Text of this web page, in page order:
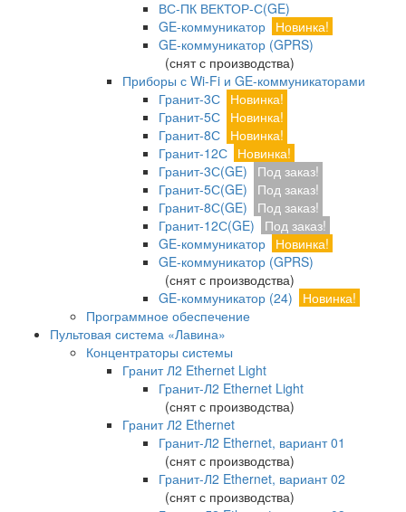
ВС-ПК ВЕКТОР-С(GE)
GE-коммуникатор Новинка!
GE-коммуникатор (GPRS)
(снят с производства)
Приборы с Wi-Fi и GE-коммуникаторами
Гранит-3С Новинка!
Гранит-5С Новинка!
Гранит-8С Новинка!
Гранит-12С Новинка!
Гранит-3С(GE)
Под заказ!
Гранит-5С(GE)
Под заказ!
Гранит-8С(GE)
Под заказ!
Гранит-12С(GE)
Под заказ!
GE-коммуникатор Новинка!
GE-коммуникатор (GPRS)
(снят с производства)
GE-коммуникатор (24)
Новинка!
Программное обеспечение
Пультовая система «Лавина»
Концентраторы системы
Гранит Л2 Ethernet Light
Гранит-Л2 Ethernet Light
(снят с производства)
Гранит Л2 Ethernet
Гранит-Л2 Ethernet, вариант 01
(снят с производства)
Гранит-Л2 Ethernet, вариант 02
(снят с производства)